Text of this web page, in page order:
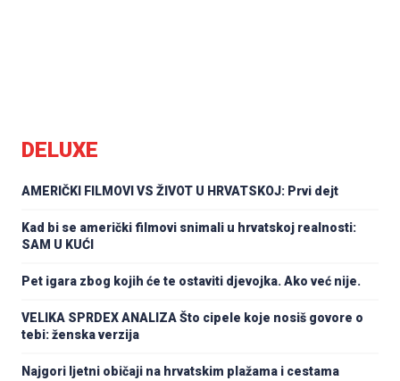
DELUXE
AMERIČKI FILMOVI VS ŽIVOT U HRVATSKOJ: Prvi dejt
Kad bi se američki filmovi snimali u hrvatskoj realnosti:
SAM U KUĆI
Pet igara zbog kojih će te ostaviti djevojka. Ako već nije.
VELIKA SPRDEX ANALIZA Što cipele koje nosiš govore o
tebi: ženska verzija
Najgori ljetni običaji na hrvatskim plažama i cestama